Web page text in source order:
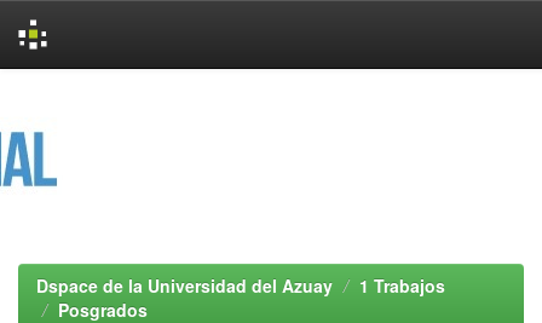
Dspace de la Universidad del Azuay
1 Trabajos
Posgrados